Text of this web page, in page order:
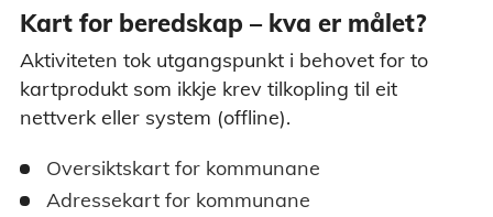
Kart for beredskap – kva er målet?
Aktiviteten tok utgangspunkt i behovet for to
kartprodukt som ikkje krev tilkopling til eit
nettverk eller system (offline).
Oversiktskart for kommunane
Adressekart for kommunane